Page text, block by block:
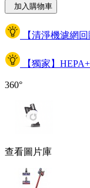
加入購物車
【清淨機濾網
【獨家】
360°
查看圖片庫